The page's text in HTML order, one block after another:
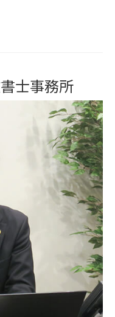
士事務所